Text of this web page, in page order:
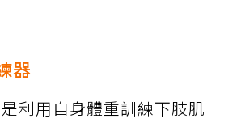
器
是利用自身體重訓練下肢肌